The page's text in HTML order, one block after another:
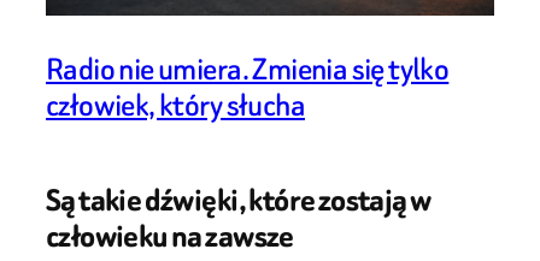
Radio nie umiera. Zmienia się tylko
człowiek, który słucha
Są takie dźwięki, które zostają w
człowieku na zawsze